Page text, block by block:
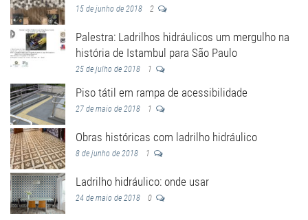
15 de junho de 2018 2
Palestra: Ladrilhos hidráulicos um mergulho na
história de Istambul para São Paulo
25 de julho de 2018 1
Piso tátil em rampa de acessibilidade
27 de maio de 2018 1
Obras históricas com ladrilho hidráulico
8 de junho de 2018 1
Ladrilho hidráulico: onde usar
24 de maio de 2018 0